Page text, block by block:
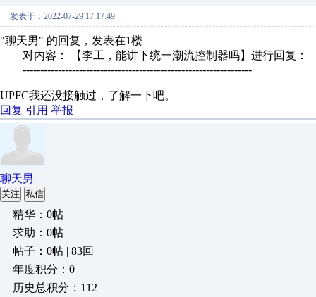
发表于：2022-07-29 17:17:49
"聊天男" 的回复，发表在1楼
对内容： 【李工，能讲下统一潮流控制器吗】进行回复：
-----------------------------------------------------------------
UPFC我还没接触过，了解一下吧。
回复 引用 举报
聊天男
关注 私信
精华：0帖
求助：0帖
帖子：0帖 | 83回
年度积分：0
历史总积分：112